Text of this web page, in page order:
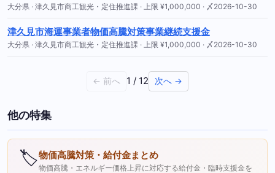
大分県 · 津久見市商工観光・定住推進課 · 上限 ¥1,000,000 · 〆2026-10-30
津久見市海運事業者物価高騰対策事業継続支援金
大分県 · 津久見市商工観光・定住推進課 · 上限 ¥1,000,000 · 〆2026-10-30
← 前へ 1 / 12 次へ →
他の特集
🏷物価高騰対策・給付金まとめ
物価高騰・エネルギー価格上昇に対応する給付金・臨時支援金を